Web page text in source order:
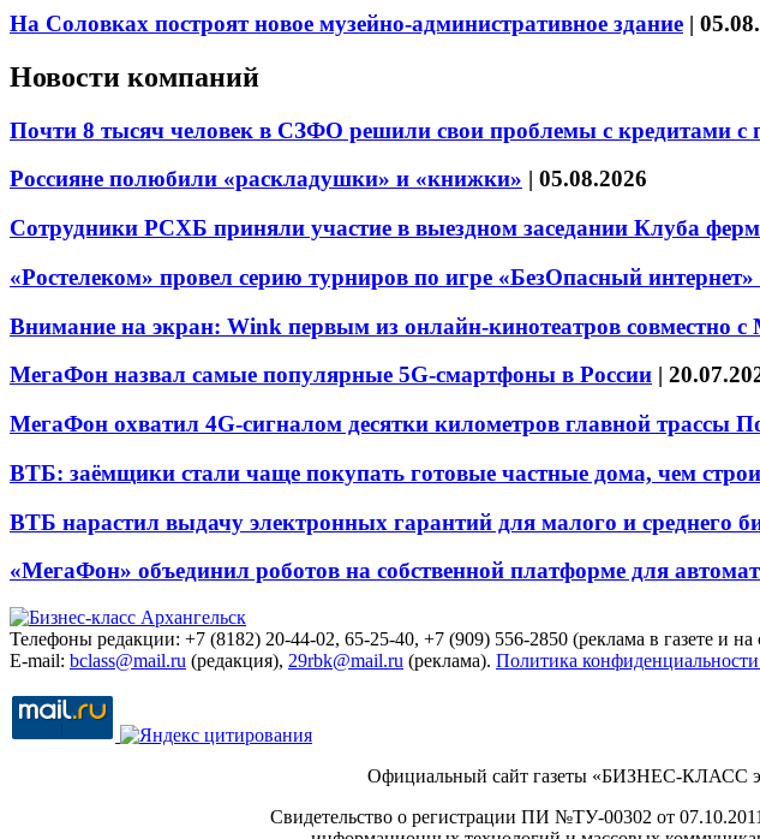
На Соловках построят новое музейно-административное здание |
Новости компаний
Почти 8 тысяч человек в СЗФО решили свои проблемы с кредитами
Россияне полюбили «раскладушки» и «книжки» | 05.08.2026
Сотрудники РСХБ приняли участие в выездном заседании Клуба
«Ростелеком» провел серию турниров по игре «БезОпасный
Внимание на экран: Wink первым из онлайн-кинотеатров совместно
МегаФон назвал самые популярные 5G-смартфоны в России |
МегаФон охватил 4G-сигналом десятки километров главной трассы
ВТБ: заёмщики стали чаще покупать готовые частные дома, чем
ВТБ нарастил выдачу электронных гарантий для малого и среднего
«МегаФон» объединил роботов на собственной платформе для
Телефоны редакции: +7 (8182) 20-44-02, 65-25-40, +7 (909) 556-2850 (реклама в газете и на
E-mail: bclass@mail.ru (редакция), 29rbk@mail.ru (реклама). Политика
Официальный сайт газеты «БИЗНЕС-КЛАСС
Свидетельство о регистрации ПИ №ТУ-00302 от